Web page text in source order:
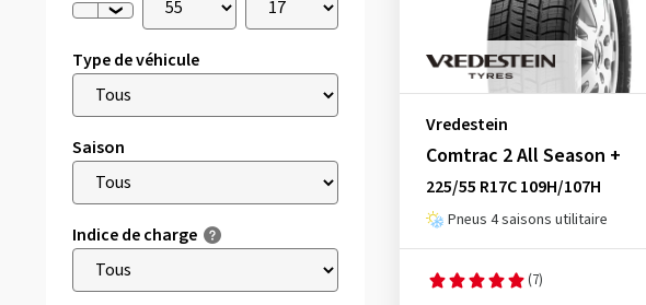
Type de véhicule
Saison
Indice de charge
Vredestein
Comtrac 2 All Season +
225/55 R17C 109H/107H
Pneus 4 saisons utilitaire
(7)